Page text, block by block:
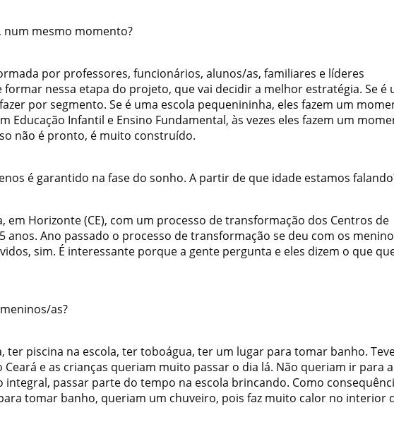
num mesmo momento?
por professores, funcionários, alunos/as, familiares e líderes
nessa etapa do projeto, que vai decidir a melhor estratégia. Se é
por segmento. Se é uma escola pequenininha, eles fazem um
Educação Infantil e Ensino Fundamental, às vezes eles fazem um
não é pronto, é muito construído.
é garantido na fase do sonho. A partir de que idade estamos
em Horizonte (CE), com um processo de transformação dos Centros de
anos. Ano passado o processo de transformação se deu com os
sim. É interessante porque a gente pergunta e eles dizem o que
as?
ter piscina na escola, ter toboágua, ter um lugar para tomar banho.
e as crianças queriam muito passar o dia lá. Não queriam ir para a
passar parte do tempo na escola brincando. Como
tomar banho, queriam um chuveiro, pois faz muito calor no interior